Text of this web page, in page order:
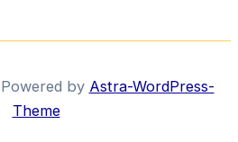
by Astra-WordPress-
Theme